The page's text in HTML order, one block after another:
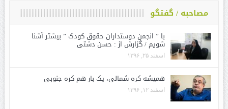
مصاحبه / گفتگو
با ” انجمن دوستداران حقوق کودک ” بیشتر آشنا
شویم / گزارش از : حسن دشتی
اسفند ۲۵, ۱۳۹۶
همیشه کره شمالی، یک بار هم کره جنوبی
اسفند ۱۲, ۱۳۹۶